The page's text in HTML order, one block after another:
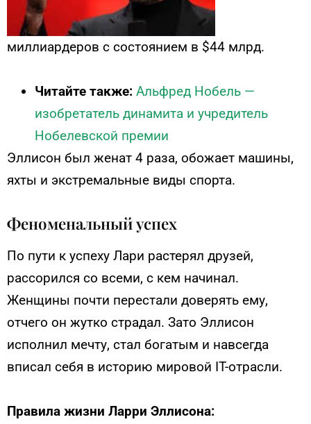
миллиардеров с состоянием в $44 млрд.
Читайте также: Альфред Нобель —
изобретатель динамита и учредитель
Нобелевской премии
Эллисон был женат 4 раза, обожает машины,
яхты и экстремальные виды спорта.
Феноменальный успех
По пути к успеху Лари растерял друзей,
рассорился со всеми, с кем начинал.
Женщины почти перестали доверять ему,
отчего он жутко страдал. Зато Эллисон
исполнил мечту, стал богатым и навсегда
вписал себя в историю мировой IT-отрасли.
Правила жизни Ларри Эллисона: